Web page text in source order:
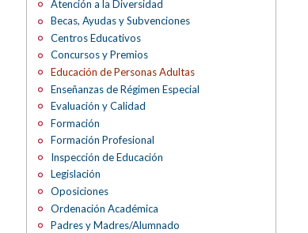
Atención a la Diversidad
Becas, Ayudas y Subvenciones
Centros Educativos
Concursos y Premios
Educación de Personas Adultas
Enseñanzas de Régimen Especial
Evaluación y Calidad
Formación
Formación Profesional
Inspección de Educación
Legislación
Oposiciones
Ordenación Académica
Padres y Madres/Alumnado